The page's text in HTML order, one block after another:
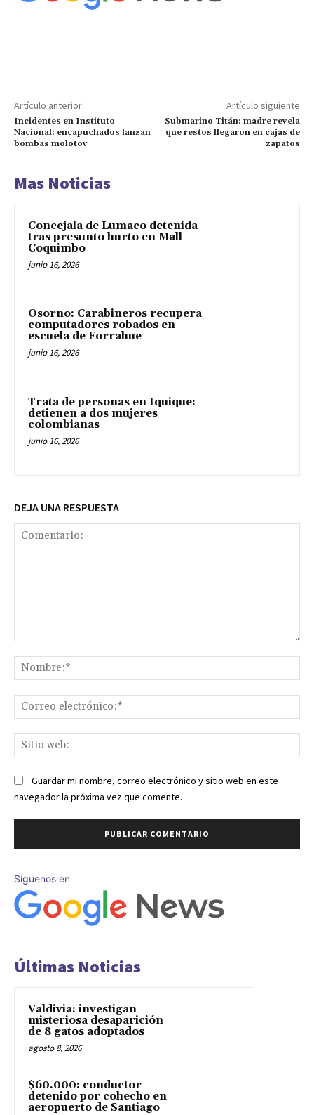
Artículo anterior
Incidentes en Instituto
Nacional: encapuchados lanzan
bombas molotov
Artículo siguiente
Submarino Titán: madre revela
que restos llegaron en cajas de
zapatos
Mas Noticias
Concejala de Lumaco detenida
tras presunto hurto en Mall
Coquimbo
junio 16, 2026
Osorno: Carabineros recupera
computadores robados en
escuela de Forrahue
junio 16, 2026
Trata de personas en Iquique:
detienen a dos mujeres
colombianas
junio 16, 2026
DEJA UNA RESPUESTA
Guardar mi nombre, correo electrónico y sitio web en este
navegador la próxima vez que comente.
Síguenos en
Últimas Noticias
Valdivia: investigan
misteriosa desaparición
de 8 gatos adoptados
agosto 8, 2026
$60.000: conductor
detenido por cohecho en
aeropuerto de Santiago